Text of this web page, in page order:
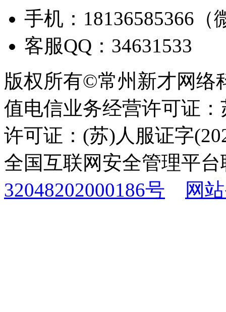
手机：18136585366（
客服QQ：34631533
版权所有©常州新才网络
值电信业务经营许可证
许可证：(苏)人服证字
全国互联网安全管理平
32048202000186号
网